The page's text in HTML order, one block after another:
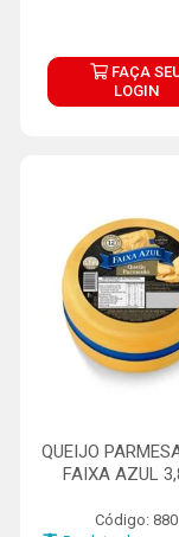
FAÇA
LOGIN
QUEIJO
FAIXA AZUL
Código: 880